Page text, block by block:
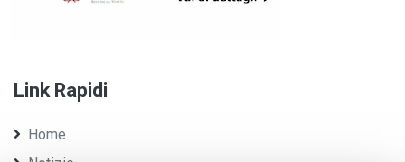
Link Rapidi
Home